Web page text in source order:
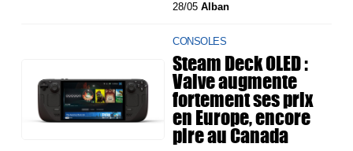
28/05Alban
CONSOLES
Steam Deck OLED :
Valve augmente
fortement ses prix
en Europe, encore
pire au Canada